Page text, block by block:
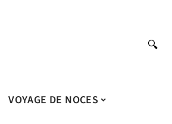
VOYAGE DE NOCES